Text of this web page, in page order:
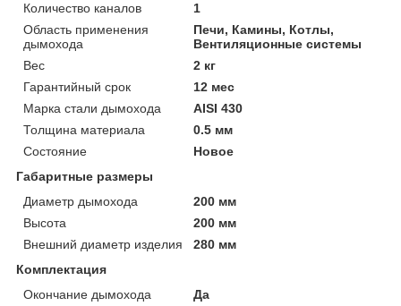
Количество каналов
1
Область применения
дымохода
Печи, Камины, Котлы,
Вентиляционные системы
Вес
2 кг
Гарантийный срок
12 мес
Марка стали дымохода
AISI 430
Толщина материала
0.5 мм
Состояние
Новое
Габаритные размеры
Диаметр дымохода
200 мм
Высота
200 мм
Внешний диаметр изделия
280 мм
Комплектация
Окончание дымохода
Да